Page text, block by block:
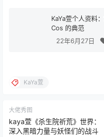
KaYa萱个人资料
Cos 的典范
22年6月27日
KaYa萱
大佬秀图
kaya萱《杀生院祈荒》世界：
深入黑暗力量与妖怪们的战斗